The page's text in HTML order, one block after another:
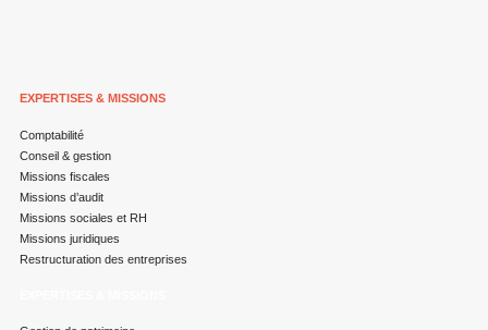
EXPERTISES & MISSIONS
Comptabilité
Conseil & gestion
Missions fiscales
Missions d’audit
Missions sociales et RH
Missions juridiques
Restructuration des entreprises